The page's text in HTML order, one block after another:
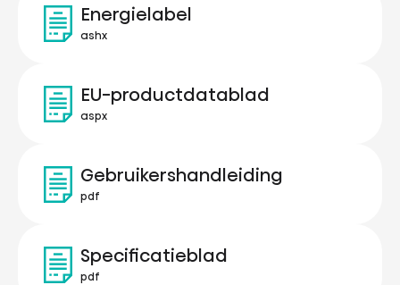
Energielabel
ashx
EU-productdatablad
aspx
Gebruikershandleiding
pdf
Specificatieblad
pdf